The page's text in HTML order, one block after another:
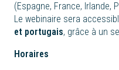
(Espagne, France, Irlande,
Le webinaire sera
et portugais, grâce à un
Horaires